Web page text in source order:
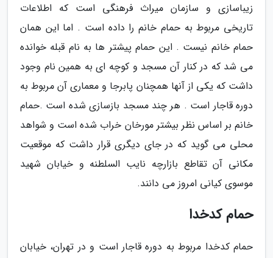
زیباسازی و سازمان میراث فرهنگی است که اطلاعات
تاریخی مربوط به حمام خانم را داده است . اما این همان
حمام خانم نیست . این حمام پیشتر ها به نام قبله خوانده
می شد که در کنار آن مسجد و کوچه ای به همین نام وجود
داشت که یکی از آنها همچنان پابرجا و معماری آن مربوط به
دوره قاجار است . هر چند مسجد بازسازی شده است .حمام
خانم بر اساس نظر بیشتر مورخان خراب شده است و شواهد
محلی می گوید که در جای دیگری قرار داشت که موقعیت
مکانی آن تقاطع بازارچه نایب السلطنه و خیابان شهید
موسوی کیانی امروز می دانند.
حمام کدخدا
حمام کدخدا مربوط به دوره قاجار است و در تهران، خیابان